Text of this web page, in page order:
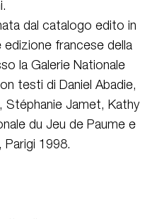
dal catalogo edito in
francese della
la Galerie Nationale
testi di Daniel Abadie,
Stéphanie Jamet, Kathy
du Jeu de Paume e
1998.